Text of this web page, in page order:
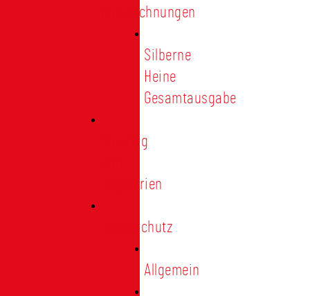
Auszeichnungen
Silberne
Heine
Gesamtausgabe
Satzung
Regularien
Datenschutz
Allgemein